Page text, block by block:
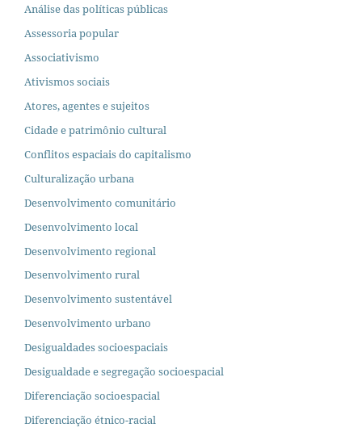
Análise das políticas públicas
Assessoria popular
Associativismo
Ativismos sociais
Atores, agentes e sujeitos
Cidade e patrimônio cultural
Conflitos espaciais do capitalismo
Culturalização urbana
Desenvolvimento comunitário
Desenvolvimento local
Desenvolvimento regional
Desenvolvimento rural
Desenvolvimento sustentável
Desenvolvimento urbano
Desigualdades socioespaciais
Desigualdade e segregação socioespacial
Diferenciação socioespacial
Diferenciação étnico-racial